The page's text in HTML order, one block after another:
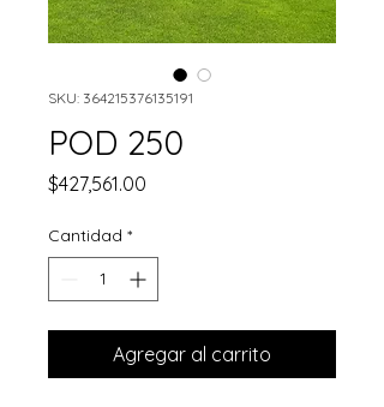
SKU: 364215376135191
POD 250
$427,561.00
Cantidad *
Agregar al carrito